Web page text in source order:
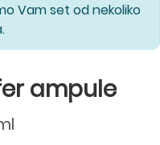
Vam set od nekoliko
ampule